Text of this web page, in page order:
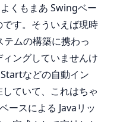
くもまあ Swingベー
す。そういえば現時
ムの構築に携わっ
ングしていませんけ
などの自動イン
ていて、これはちゃ
ースによる Javaリッ